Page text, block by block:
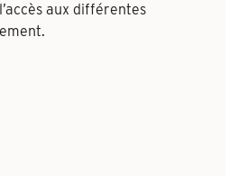
aux différentes